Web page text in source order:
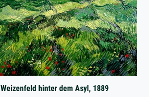
hinter dem Asyl, 1889